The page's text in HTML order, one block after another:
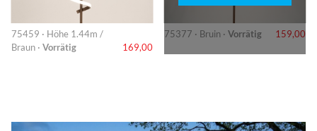
75459 · Höhe 1.44m /
Braun · Vorrätig 169,00
75377 · Bruin · Vorrätig 159,00